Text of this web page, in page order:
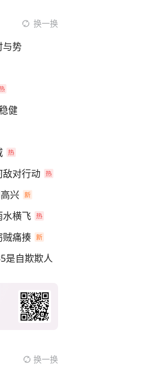
换一换
与势
健
敌对行动
兴
水横飞
贼痛揍
是自欺欺人
换一换